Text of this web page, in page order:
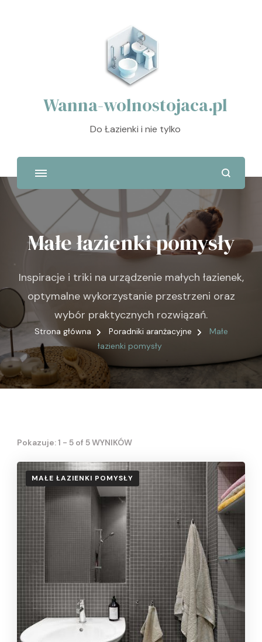
Wanna-wolnostojaca.pl
Do Łazienki i nie tylko
Małe łazienki pomysły
Inspiracje i triki na urządzenie małych łazienek,
optymalne wykorzystanie przestrzeni oraz
wybór praktycznych rozwiązań.
Strona główna Poradniki aranżacyjne
Małe
łazienki pomysły
Pokazuje: 1 - 5 of 5 WYNIKÓW
MAŁE ŁAZIENKI POMYSŁY